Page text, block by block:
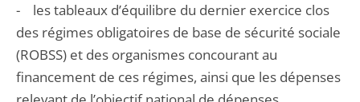
- les tableaux d’équilibre du dernier exercice clos
des régimes obligatoires de base de sécurité sociale
(ROBSS) et des organismes concourant au
financement de ces régimes, ainsi que les dépenses